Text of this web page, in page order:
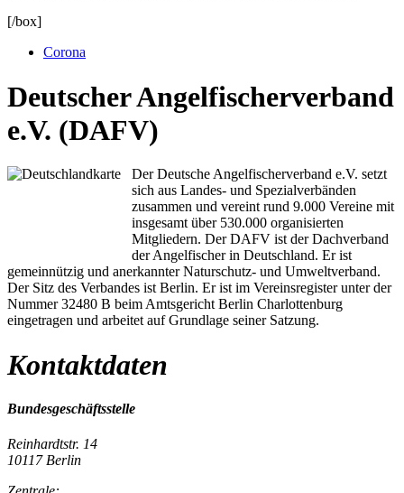
[/box]
Corona
Deutscher Angelfischerverband
e.V. (DAFV)
Der Deutsche Angelfischerverband e.V. setzt
sich aus Landes- und Spezialverbänden
zusammen und vereint rund 9.000 Vereine mit
insgesamt über 530.000 organisierten
Mitgliedern. Der DAFV ist der Dachverband
der Angelfischer in Deutschland. Er ist
gemeinnützig und anerkannter Naturschutz- und Umweltverband.
Der Sitz des Verbandes ist Berlin. Er ist im Vereinsregister unter der
Nummer 32480 B beim Amtsgericht Berlin Charlottenburg
eingetragen und arbeitet auf Grundlage seiner Satzung.
Kontaktdaten
Bundesgeschäftsstelle
Reinhardtstr. 14
10117 Berlin